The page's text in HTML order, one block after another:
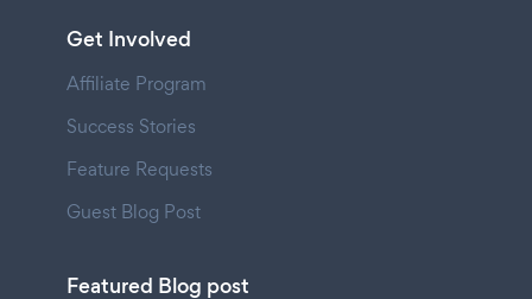
Get Involved
Affiliate Program
Success Stories
Feature Requests
Guest Blog Post
Featured Blog post